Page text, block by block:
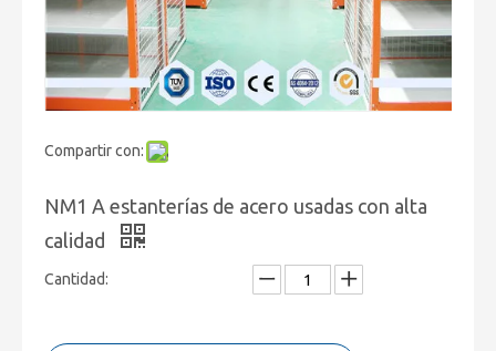
Compartir con:
NM1 A estanterías de acero usadas con alta
calidad
Cantidad: